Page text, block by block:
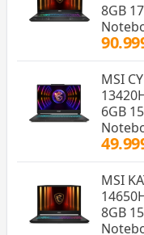
8GB
MSI
6GB
MSI
8GB